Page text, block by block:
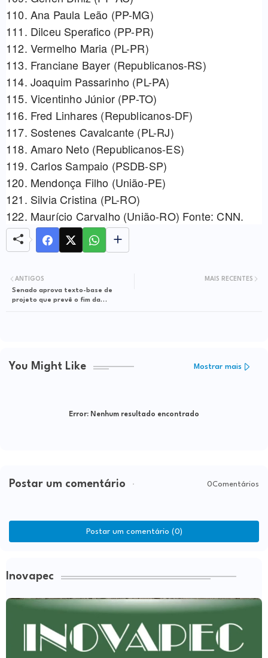
110. Ana Paula Leão (PP-MG)
111. Dilceu Sperafico (PP-PR)
112. Vermelho Maria (PL-PR)
113. Franciane Bayer (Republicanos-RS)
114. Joaquim Passarinho (PL-PA)
115. Vicentinho Júnior (PP-TO)
116. Fred Linhares (Republicanos-DF)
117. Sostenes Cavalcante (PL-RJ)
118. Amaro Neto (Republicanos-ES)
119. Carlos Sampaio (PSDB-SP)
120. Mendonça Filho (União-PE)
121. Silvia Cristina (PL-RO)
122. Maurício Carvalho (União-RO) Fonte: CNN.
MAIS RECENTES
ANTIGOS
Senado aprova texto-base de
projeto que prevê o fim da
You Might Like Mostrar mais
Error: Nenhum resultado encontrado
Postar um comentário 0Comentários
Postar um comentário (0)
Inovapec